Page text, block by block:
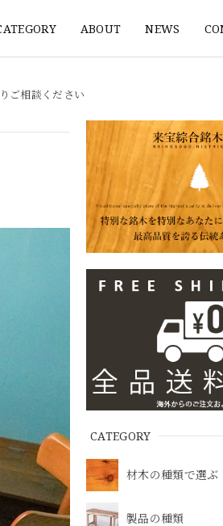
ABOUT NEWS
ご相談ください
CATEGORY
材木の種類で選ぶ
製品の種類